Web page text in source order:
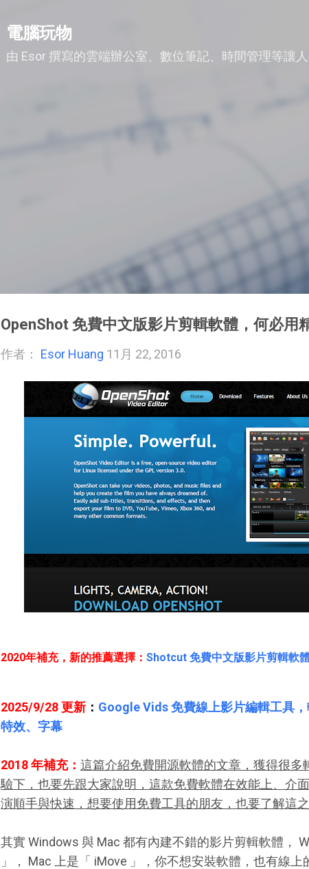
電腦玩物
由 Esor 撰寫的雲端辦公室、數位筆記、時間管理等讓
OpenShot 免費中文版影片剪輯軟體，何必用
作者： Esor Huang 11月 22, 2016
2020年補充，新的推薦選擇： Shotcut 免費中文版影片剪輯軟
2025/9/28 更新 ： Google Vids 免費線上影片編輯工具，
特效、字幕
2018 年補充： 這篇介紹免費開源軟體的文章，獲得很多
驗下，也要先跟大家說明，這款免費軟體在效能上、介
演順手與快速，想要使用免費工具的朋友，也要了解這之
其實 Windows 與 Mac 都有內建不錯的影片剪輯軟體，
」， Mac 上是「 iMove 」，你不想安裝軟體，也有線上